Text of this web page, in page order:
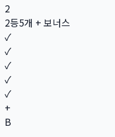
2
2등5개 + 보너스
✓
✓
✓
✓
✓
+
B